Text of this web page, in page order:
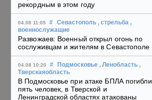
рекордным в этом году
04.08 11:05 # Севастополь , стрельба ,
военнослужащие
Развожаев: Военный открыл огонь по
сослуживцам и жителям в Севастополе
04.08 10:20 # Подмосковье , Ленобласть ,
Тверскаяобласть
В Подмосковье при атаке БПЛА погибли
пять человек, в Тверской и
Ленинградской областях атакованы